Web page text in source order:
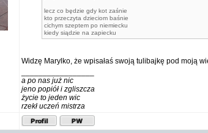
lecz co będzie gdy kot zaśnie
kto przeczyta dzieciom baśnie
cichym szeptem po niemiecku
kiedy siądzie na zapiecku
Widzę Marylko, że wpisałaś swoją tulibajkę pod moją
a po nas już nic
jeno popiół i zgliszcza
życie to jeden wic
rzekł uczeń mistrza